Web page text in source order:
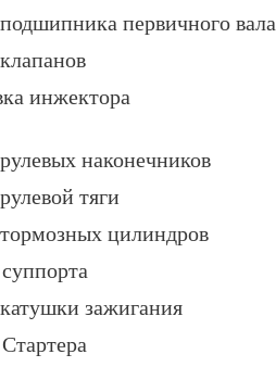
первичного вала
инжектора
наконечников
тяги
цилиндров
зажигания